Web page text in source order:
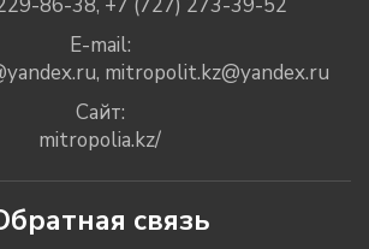
E-mail:
, mitropolit.kz@yandex.ru
Сайт:
mitropolia.kz/
связь